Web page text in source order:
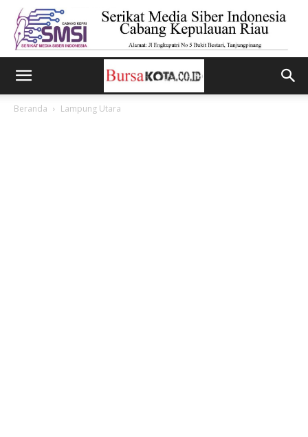
Beranda Lampung Utara